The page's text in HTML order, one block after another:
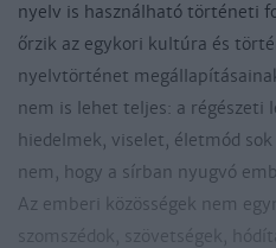
nyelv is használható történeti
őrzik az egykori kultúra és
nyelvtörténet
nem is lehet teljes: a régészeti
hiedelmek, viselet, életmód
nem, hogy a sírban nyugvó
Az emberi közösségek nem
szomszédok, szövetségek,